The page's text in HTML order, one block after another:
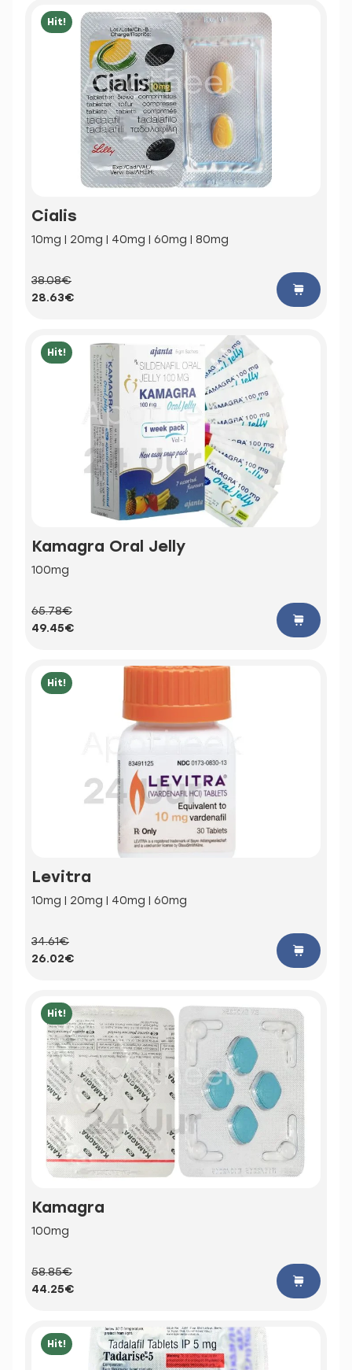
Hit!
Cialis
10mg | 20mg | 40mg | 60mg | 80mg
38.08€
28.63€
Hit!
Kamagra Oral Jelly
100mg
65.78€
49.45€
Hit!
Levitra
10mg | 20mg | 40mg | 60mg
34.61€
26.02€
Hit!
Kamagra
100mg
58.85€
44.25€
Hit!